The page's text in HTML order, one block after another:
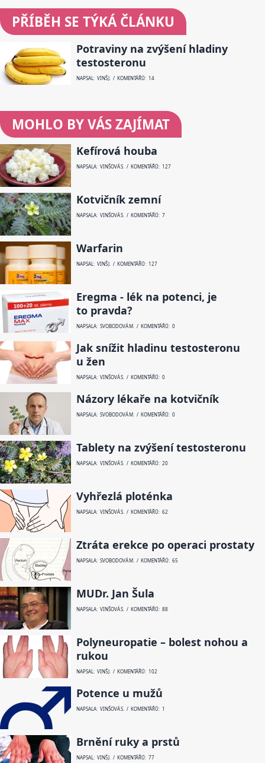
PŘÍBĚH SE TÝKÁ ČLÁNKU
Potraviny na zvýšení hladiny
testosteronu
NAPSAL: VINŠ J. / KOMENTÁŘŮ: 14
MOHLO BY VÁS ZAJÍMAT
Kefírová houba
NAPSALA: VINŠOVÁ S. / KOMENTÁŘŮ: 127
Kotvičník zemní
NAPSALA: VINŠOVÁ S. / KOMENTÁŘŮ: 7
Warfarin
NAPSAL: VINŠ J. / KOMENTÁŘŮ: 127
Eregma - lék na potenci, je
to pravda?
NAPSALA: SVOBODOVÁ M. / KOMENTÁŘŮ: 0
Jak snížit hladinu testosteronu
u žen
NAPSALA: VINŠOVÁ S. / KOMENTÁŘŮ: 0
Názory lékaře na kotvičník
NAPSALA: SVOBODOVÁ M. / KOMENTÁŘŮ: 0
Tablety na zvýšení testosteronu
NAPSALA: VINŠOVÁ S. / KOMENTÁŘŮ: 20
Vyhřezlá ploténka
NAPSALA: VINŠOVÁ S. / KOMENTÁŘŮ: 62
Ztráta erekce po operaci prostaty
NAPSALA: SVOBODOVÁ M. / KOMENTÁŘŮ: 65
MUDr. Jan Šula
NAPSALA: VINŠOVÁ S. / KOMENTÁŘŮ: 88
Polyneuropatie – bolest nohou a
rukou
NAPSAL: VINŠ J. / KOMENTÁŘŮ: 102
Potence u mužů
NAPSALA: VINŠOVÁ S. / KOMENTÁŘŮ: 1
Brnění ruky a prstů
NAPSAL: VINŠ J. / KOMENTÁŘŮ: 77